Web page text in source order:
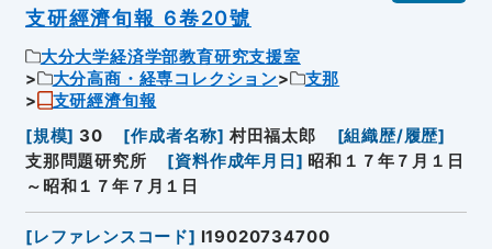
支研經濟旬報 6卷20號
大分大学経済学部教育研究支援室
大分高商・経専コレクション
支那
支研經濟旬報
[規模] 30 [作成者名称] 村田福太郎 [組織歴/履歴]
支那問題研究所
[資料作成年月日 ] 昭和１７年７月１日
～昭和１７年７月１日
[レファレンスコード] I19020734700